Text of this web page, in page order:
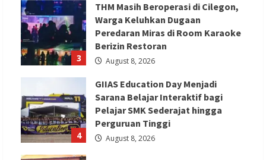
3
THM Masih Beroperasi di Cilegon,
Warga Keluhkan Dugaan
Peredaran Miras di Room Karaoke
Berizin Restoran
August 8, 2026
4
GIIAS Education Day Menjadi
Sarana Belajar Interaktif bagi
Pelajar SMK Sederajat hingga
Perguruan Tinggi
August 8, 2026